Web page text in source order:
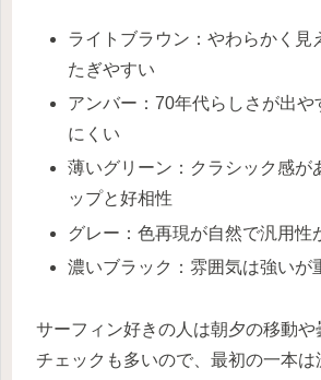
ライトブラウン：やわらかく見
たぎやすい
アンバー：70年代らしさが出や
にくい
薄いグリーン：クラシック感が
ップと好相性
グレー：色再現が自然で汎用性
濃いブラック：雰囲気は強いが
サーフィン好きの人は朝夕の移動や
チェックも多いので、最初の一本